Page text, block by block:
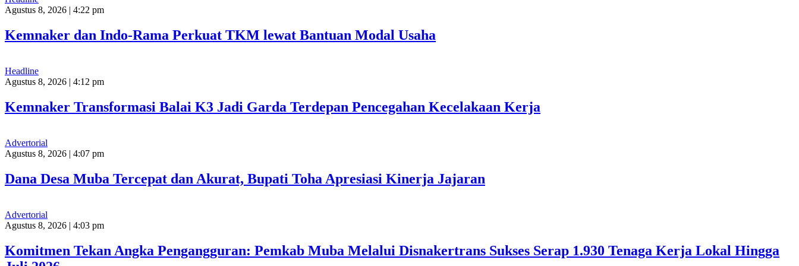
Agustus 8, 2026 | 4:22 pm
Kemnaker dan Indo-Rama Perkuat TKM lewat Bantuan Modal Usaha
Headline
Agustus 8, 2026 | 4:12 pm
Kemnaker Transformasi Balai K3 Jadi Garda Terdepan Pencegahan Kecelakaan Kerja
Advertorial
Agustus 8, 2026 | 4:07 pm
Dana Desa Muba Tercepat dan Akurat, Bupati Toha Apresiasi Kinerja Jajaran
Advertorial
Agustus 8, 2026 | 4:03 pm
Komitmen Tekan Angka Pengangguran: Pemkab Muba Melalui Disnakertrans Sukses Serap 1.930 Tenaga Kerja Lokal Hingga